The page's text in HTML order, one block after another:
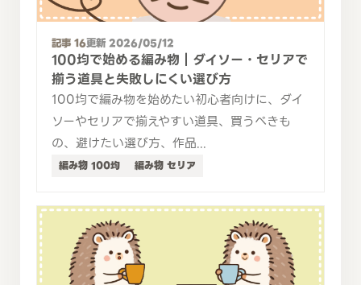
記事 16更新 2026/05/12
100均で始める編み物｜ダイソー・セリアで
揃う道具と失敗しにくい選び方
100均で編み物を始めたい初心者向けに、ダイ
ソーやセリアで揃えやすい道具、買うべきも
の、避けたい選び方、作品...
編み物 100均 編み物 セリア